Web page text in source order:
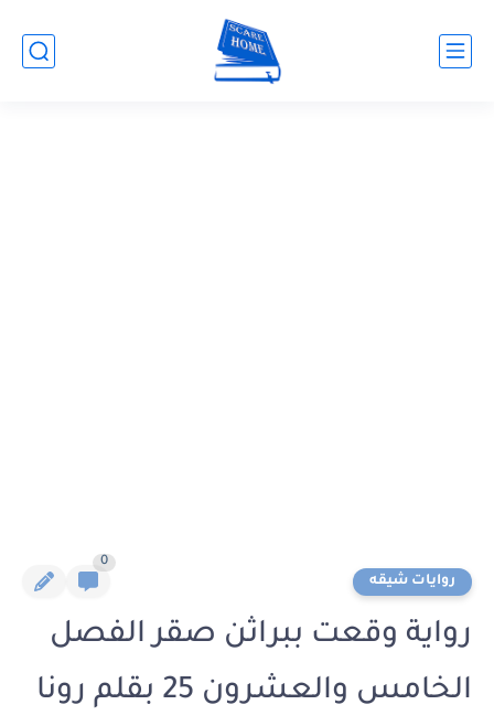
روايات شيقه
0
رواية وقعت ببراثن صقر الفصل
الخامس والعشرون 25 بقلم رونا